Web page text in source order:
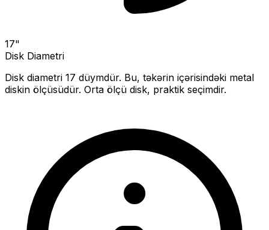
17"
Disk Diametri
Disk diametri 17 düymdür. Bu, təkərin içərisindəki metal
diskin ölçüsüdür. Orta ölçü disk, praktik seçimdir.